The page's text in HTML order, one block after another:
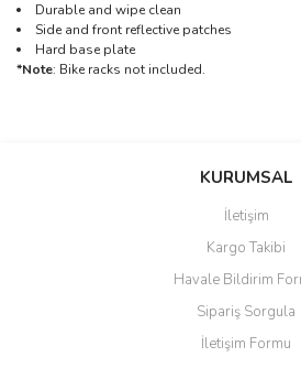
Durable and wipe clean
Side and front reflective patches
Hard base plate
*Note: Bike racks not included.
Bu ürüne ilk yorumu siz
Ürün resmi kalitesiz, bozuk veya
Ürün açıklamasında eksik bilgiler
Ürün bilgilerinde hatalar bulunuyor.
Ürün fiyatı diğer sitelerden daha pahalı.
KURUMSAL
İletişim
Kargo Takibi
Havale Bildirim
Sipariş Sorgula
İletişim Formu